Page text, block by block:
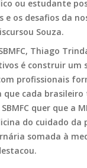
ou estudante
e os desafios da
Souza.
Thiago
é construir um
profissionais
que cada
quer que a
do cuidado da
somada à